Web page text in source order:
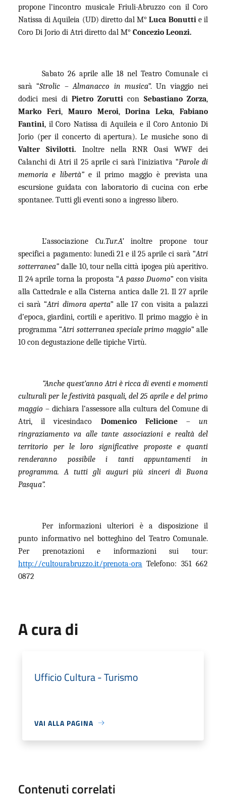
propone l’incontro musicale Friuli-Abruzzo con il Coro
Natissa di Aquileia (UD) diretto dal M°Luca Bonuttie il
Coro Di Jorio di Atri diretto dal M° Concezio Leonzi.
Sabato 26 aprile alle 18 nel Teatro Comunale ci
sarà “Strolic – Almanacco in musica”. Un viaggio nei
dodici mesi di Pietro Zorutti con Sebastiano Zorza,
Marko Feri, Mauro Meroi,Dorina Leka,Fabiano
Fantini, il Coro Natissa di Aquileia e il Coro Antonio Di
Jorio (per il concerto di apertura). Le musiche sono di
Valter Sivilotti. Inoltre nella RNR Oasi WWF dei
Calanchi di Atri il 25 aprile ci sarà l’iniziativa “Parole di
memoria e libertà”e il primo maggio è prevista una
escursione guidata con laboratorio di cucina con erbe
spontanee. Tutti gli eventi sono a ingresso libero.
L’associazioneCu.Tur.A’inoltre propone tour
specifici a pagamento: lunedì 21 e il 25 aprile ci sarà “Atri
sotterranea”dalle 10, tour nella città ipogea più aperitivo.
Il 24 aprile torna la proposta “A passo Duomo” con visita
alla Cattedrale e alla Cisterna antica dalle 21. Il 27 aprile
ci sarà “Atri dimora aperta” alle 17 con visita a palazzi
d’epoca, giardini, cortili e aperitivo. Il primo maggio è in
programma “Atri sotterranea speciale primo maggio” alle
10 con degustazione delle tipiche Virtù.
“Anche quest’anno Atri è ricca di eventi e momenti
culturali per le festività pasquali, del 25 aprile e del primo
maggio – dichiara l’assessore alla cultura del Comune di
Atri, il vicesindaco Domenico Felicione–un
ringraziamento va alle tante associazioni e realtà del
territorio per le loro significative proposte e quanti
renderanno possibile i tanti appuntamenti in
programma. A tutti gli auguri più sinceri di Buona
Pasqua”.
Per informazioni ulteriori è a disposizione il
punto informativo nel botteghino del Teatro Comunale.
Per prenotazioni e informazioni sui tour:
http://cultourabruzzo.it/prenota-ora Telefono: 351 662
0872
A cura di
Ufficio Cultura - Turismo
VAI ALLA PAGINA
Contenuti correlati